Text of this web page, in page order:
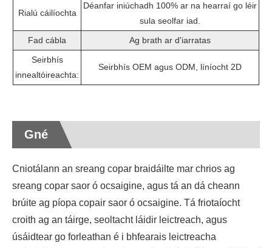
Rialú cáilíochta
Déanfar iniúchadh 100% ar na hearraí go léir
sula seolfar iad.
Fad cábla
Ag brath ar d'iarratas
Seirbhís
innealtóireachta:
Seirbhís OEM agus ODM, líníocht 2D
Gné
Cniotálann an sreang copar braidáilte mar chrios ag
sreang copar saor ó ocsaigine, agus tá an dá cheann
brúite ag píopa copair saor ó ocsaigine. Tá friotaíocht
croith ag an táirge, seoltacht láidir leictreach, agus
úsáidtear go forleathan é i bhfearais leictreacha